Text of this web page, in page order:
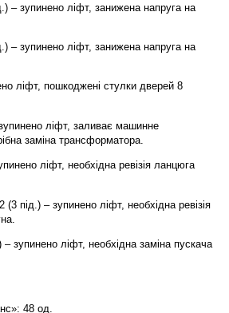
– зупинено ліфт, занижена напруга на
– зупинено ліфт, занижена напруга на
ліфт, пошкоджені стулки дверей 8
ліфт, заливає машинне
заміна трансформатора.
ліфт, необхідна ревізія ланцюга
(3 під.) – зупинено ліфт, необхідна ревізія
– зупинено ліфт, необхідна заміна пускача
48 од.